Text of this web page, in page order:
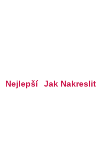
Nejlepší Jak Nakreslit